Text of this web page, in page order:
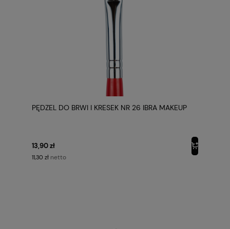
PĘDZEL DO BRWI I KRESEK NR 26 IBRA MAKEUP
13,90 zł
11,30 zł netto